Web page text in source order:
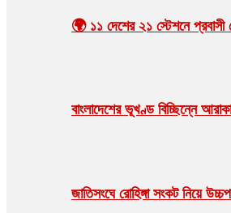
🌍 ১১ দেশের ২১ স্টেশনে
বাংলাদেশের ভূখণ্ড বিচ্ছিন্নে
জাতিসংঘে রোহিঙ্গা সংকট নিয়ে